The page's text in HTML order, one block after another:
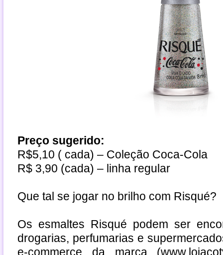
Preço sugerido:
R$5,10 ( cada) – Coleção Coca-Cola
R$ 3,90 (cada) – linha regular
Que tal se jogar no brilho com Risqué?
Os esmaltes Risqué podem ser
drogarias, perfumarias e
e-commerce da marca (